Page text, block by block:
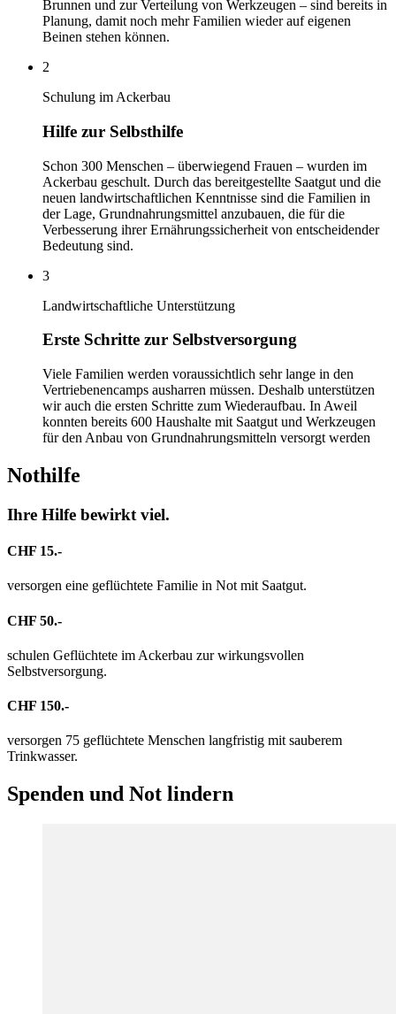
Brunnen und zur Verteilung von Werkzeugen – sind bereits in
Planung, damit noch mehr Familien wieder auf eigenen
Beinen stehen können.
2
Schulung im Ackerbau
Hilfe zur Selbsthilfe
Schon 300 Menschen – überwiegend Frauen – wurden im
Ackerbau geschult. Durch das bereitgestellte Saatgut und die
neuen landwirtschaftlichen Kenntnisse sind die Familien in
der Lage, Grundnahrungsmittel anzubauen, die für die
Verbesserung ihrer Ernährungssicherheit von entscheidender
Bedeutung sind.
3
Landwirtschaftliche Unterstützung
Erste Schritte zur Selbstversorgung
Viele Familien werden voraussichtlich sehr lange in den
Vertriebenencamps ausharren müssen. Deshalb unterstützen
wir auch die ersten Schritte zum Wiederaufbau. In Aweil
konnten bereits 600 Haushalte mit Saatgut und Werkzeugen
für den Anbau von Grundnahrungsmitteln versorgt werden
Nothilfe
Ihre Hilfe bewirkt viel.
CHF 15.-
versorgen eine geflüchtete Familie in Not mit Saatgut.
CHF 50.-
schulen Geflüchtete im Ackerbau zur wirkungsvollen
Selbstversorgung.
CHF 150.-
versorgen 75 geflüchtete Menschen langfristig mit sauberem
Trinkwasser.
Spenden und Not lindern